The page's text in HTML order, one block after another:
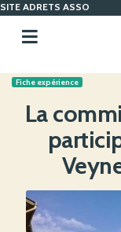
SITE ADRETS ASSO
Fiche expérience
La